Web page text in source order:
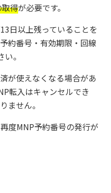
得が必要です。
日以上残っていることを
約番号・有効期限・回線
。
が使えなくなる場合があ
転入はキャンセルでき
ません。
度MNP予約番号の発行が